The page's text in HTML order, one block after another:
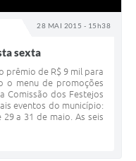
28 MAI 2015 - 15h38
sexta
prêmio de R$ 9 mil para
o menu de promoções
Comissão dos Festejos
eventos do município:
a 31 de maio. As seis